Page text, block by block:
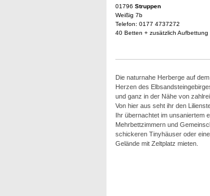
01796 Struppen
Weißig 7b
Telefon: 0177 4737272
40 Betten + zusätzlich Aufbettung
Die naturnahe Herberge auf
Herzen des
und ganz in der Nähe von
Von hier aus seht ihr den
Ihr übernachtet im unsaniertem
Mehrbettzimmern und
schickeren Tinyhäuser oder
Gelände mit Zeltplatz mieten.